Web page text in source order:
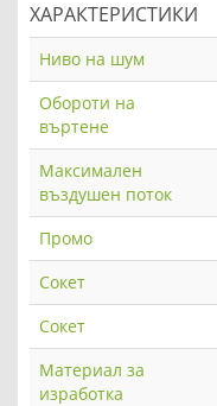
ХАРАКТЕРИСТИКИ
Ниво на шум
Обороти на
въртене
Максимален
въздушен поток
Промо
Сокет
Сокет
Материал за
изработка